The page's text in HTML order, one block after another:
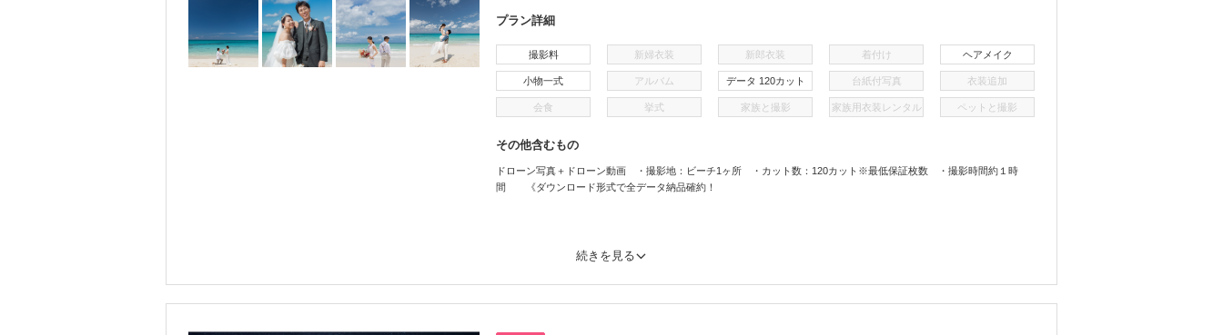
プラン詳細
撮影料 新婦衣装 新郎衣装 着付け ヘアメイク
小物一式 アルバム データ 120カット 台紙付写真 衣装追加
会食 挙式 家族と撮影 家族用衣装レンタル ペットと撮影
その他含むもの
ドローン写真＋ドローン動画 ・撮影地：ビーチ1ヶ所 ・カット数：120カット※最低保証枚数 ・撮影時間約１時
間 《ダウンロード形式で全データ納品確約！
続きを見る